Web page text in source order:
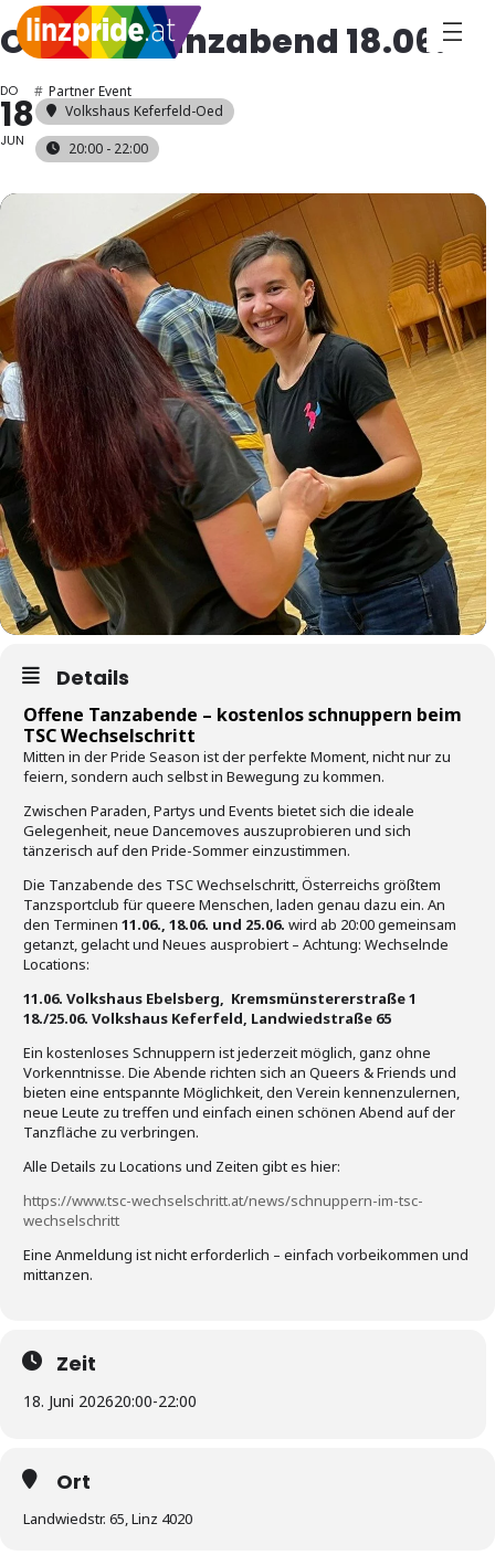
Offener Tanzabend 18.06.
DO
18
JUN
# Partner Event
Volkshaus Keferfeld-Oed
20:00 - 22:00
Details
Offene Tanzabende – kostenlos schnuppern beim
TSC Wechselschritt
Mitten in der Pride Season ist der perfekte Moment, nicht nur zu
feiern, sondern auch selbst in Bewegung zu kommen.
Zwischen Paraden, Partys und Events bietet sich die ideale
Gelegenheit, neue Dancemoves auszuprobieren und sich
tänzerisch auf den Pride-Sommer einzustimmen.
Die Tanzabende des TSC Wechselschritt, Österreichs größtem
Tanzsportclub für queere Menschen, laden genau dazu ein. An
den Terminen 11.06., 18.06. und 25.06. wird ab 20:00 gemeinsam
getanzt, gelacht und Neues ausprobiert – Achtung: Wechselnde
Locations:
11.06. Volkshaus Ebelsberg, Kremsmünstererstraße 1
18./25.06. Volkshaus Keferfeld, Landwiedstraße 65
Ein kostenloses Schnuppern ist jederzeit möglich, ganz ohne
Vorkenntnisse. Die Abende richten sich an Queers & Friends und
bieten eine entspannte Möglichkeit, den Verein kennenzulernen,
neue Leute zu treffen und einfach einen schönen Abend auf der
Tanzfläche zu verbringen.
Alle Details zu Locations und Zeiten gibt es hier:
https://www.tsc-wechselschritt.at/news/schnuppern-im-tsc-
wechselschritt
Eine Anmeldung ist nicht erforderlich – einfach vorbeikommen und
mittanzen.
Zeit
18. Juni 202620:00-22:00
Ort
Landwiedstr. 65, Linz 4020